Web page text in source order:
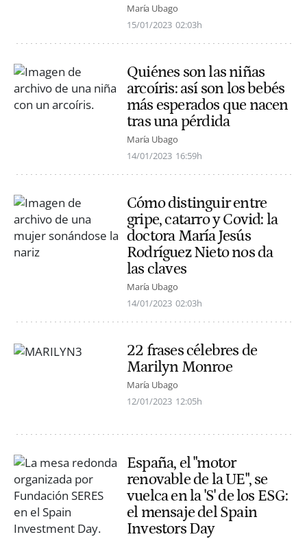
María Ubago
15/01/2023 02:03h
Quiénes son las niñas
arcoíris: así son los bebés
más esperados que nacen
tras una pérdida
María Ubago
14/01/2023 16:59h
Cómo distinguir entre
gripe, catarro y Covid: la
doctora María Jesús
Rodríguez Nieto nos da
las claves
María Ubago
14/01/2023 02:03h
22 frases célebres de
Marilyn Monroe
María Ubago
12/01/2023 12:05h
España, el "motor
renovable de la UE", se
vuelca en la 'S' de los ESG:
el mensaje del Spain
Investors Day